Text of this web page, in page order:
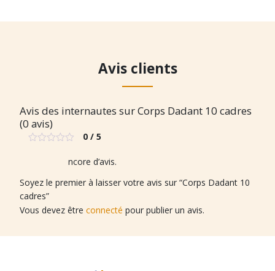
Avis clients
Avis des internautes sur Corps Dadant 10 cadres
(0 avis)
0 / 5
Il n’y a pas encore d’avis.
Soyez le premier à laisser votre avis sur “Corps Dadant 10
cadres”
Vous devez être connecté pour publier un avis.